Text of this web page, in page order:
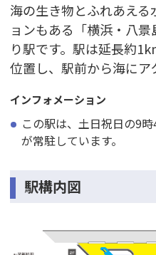
海の生き物とふれあえ
ョンもある「横浜・八
り駅です。駅は延長約
位置し、駅前から海にア
インフォメーション
この駅は、土日祝日の9
が常駐しています。
駅構内図